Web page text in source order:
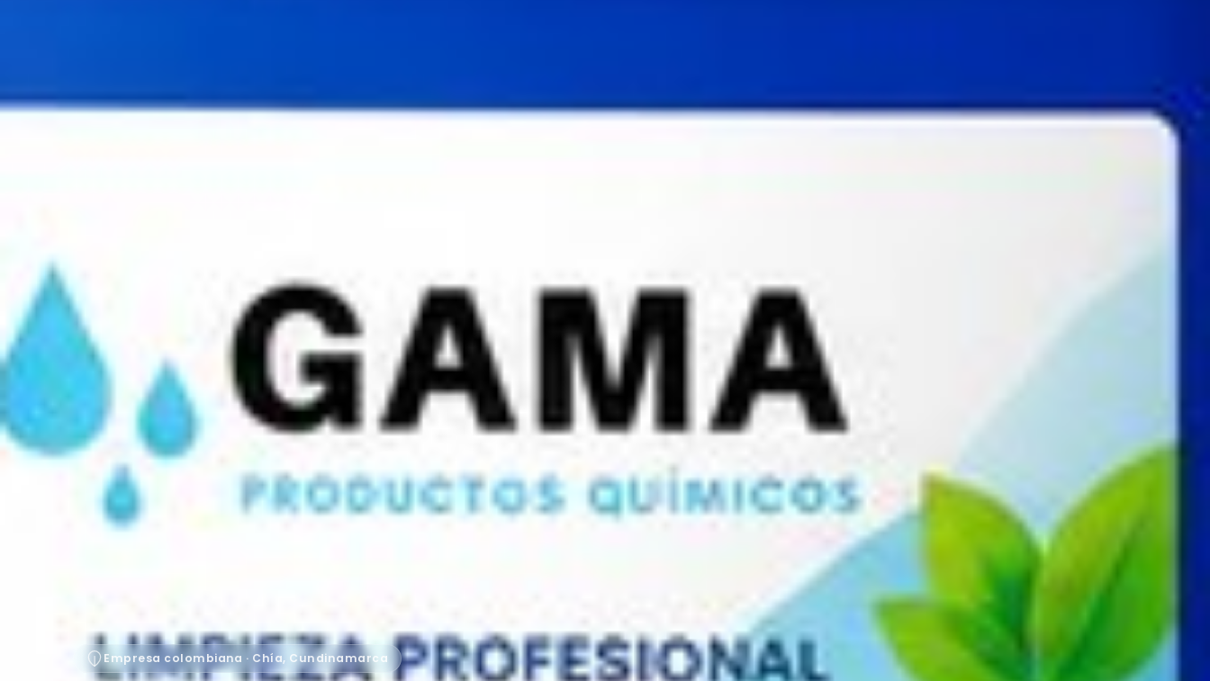
Empresa colombiana · Chía, Cundinamarca